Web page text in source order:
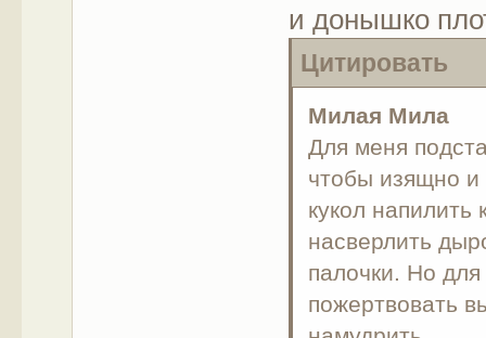
и донышко
Цитировать
Милая Мила
Для меня
чтобы изящно
кукол напилить
насверлить
палочки. Но
пожертвовать